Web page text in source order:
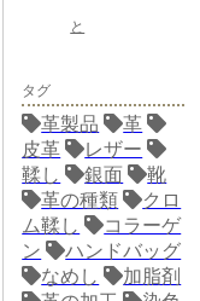
と
タグ
革製品
革
皮革
レザー
鞣し
銀面
靴
革の種類
クロ
ム鞣し
コラーゲ
ン
ハンドバッグ
なめし
加脂剤